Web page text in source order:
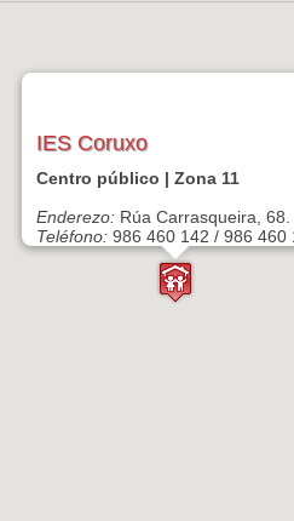
IES Coruxo
Centro público | Zona 11
Enderezo: Rúa Carrasqueira, 68.
Teléfono: 986 460 142 / 986 460